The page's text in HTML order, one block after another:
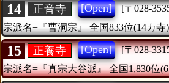
14 正音寺 [Open] [〒028-
宗派名=『曹洞宗』
全国833位(14カ寺
15 正養寺 [Open] [〒028-
宗派名=『真宗大谷派』 全国1,830位